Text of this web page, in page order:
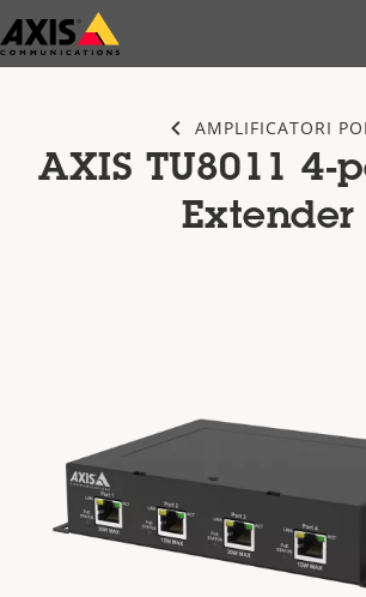
Salta
al
AMPLIFICATORI
AXIS TU8011 4-
Extender